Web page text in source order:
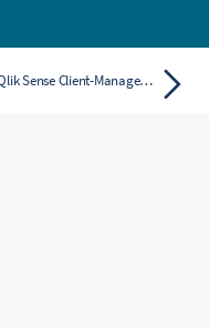
下载 Qlik Sense Client-Managed Mobile 应用程序中的应用程序